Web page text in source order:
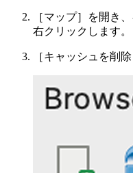
［マップ］を開き
右クリックします。
［キャッシュを削